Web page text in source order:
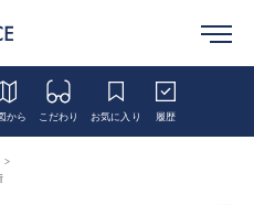
から こだわり お気に入り 履歴